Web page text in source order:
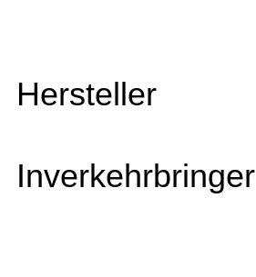
Hersteller
Inverkehrbringer